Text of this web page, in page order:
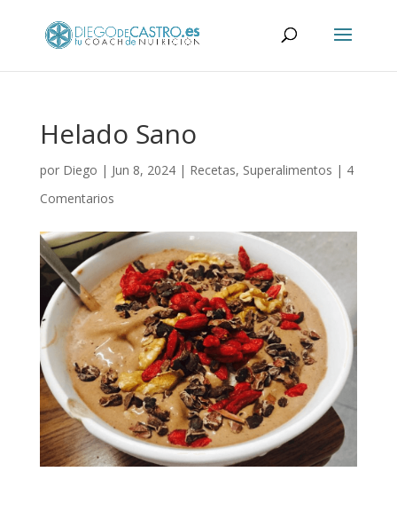
Helado Sano
por Diego | Jun 8, 2024| Recetas, Superalimentos | 4
Comentarios